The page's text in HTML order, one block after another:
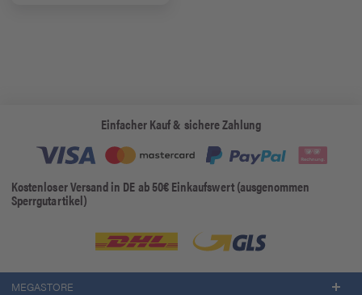
Einfacher Kauf & sichere Zahlung
Kostenloser Versand in DE ab 50€ Einkaufswert (ausgenommen
Sperrgutartikel)
MEGASTORE